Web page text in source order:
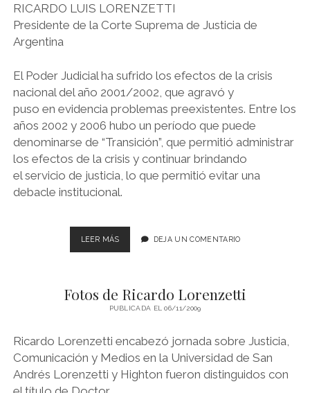
CONSUMIDOR
RICARDO LUIS LORENZETTI
Presidente de la Corte Suprema de Justicia de
Argentina
El Poder Judicial ha sufrido los efectos de la crisis
nacional del año 2001/2002, que agravó y
puso en evidencia problemas preexistentes. Entre los
años 2002 y 2006 hubo un período que puede
denominarse de “Transición”, que permitió administrar
los efectos de la crisis y continuar brindando
el servicio de justicia, lo que permitió evitar una
debacle institucional.
LEER MÁSPONENCIA
DEL
LORENZETTI
EN
DE
LAS
CORTES
DEJA UN COMENTARIO
Fotos de Ricardo Lorenzetti
PUBLICADA EL 06/11/2009
Ricardo Lorenzetti encabezó jornada sobre Justicia,
Comunicación y Medios en la Universidad de San
Andrés Lorenzetti y Highton fueron distinguidos con